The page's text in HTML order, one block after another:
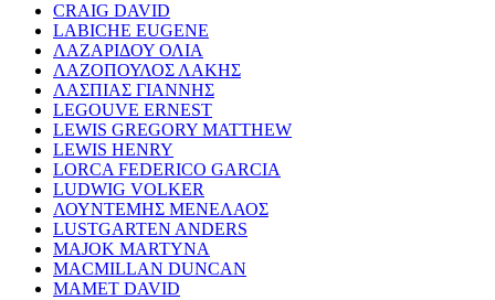
CRAIG DAVID
LABICHE EUGENE
ΛΑΖΑΡΙΔΟΥ ΟΛΙΑ
ΛΑΖΟΠΟΥΛΟΣ ΛΑΚΗΣ
ΛΑΣΠΙΑΣ ΓΙΑΝΝΗΣ
LEGOUVE ERNEST
LEWIS GREGORY MATTHEW
LEWIS HENRY
LORCA FEDERICO GARCIA
LUDWIG VOLKER
ΛΟΥΝΤΕΜΗΣ ΜΕΝΕΛΑΟΣ
LUSTGARTEN ANDERS
MAJOK MARTYNA
MACMILLAN DUNCAN
MAMET DAVID